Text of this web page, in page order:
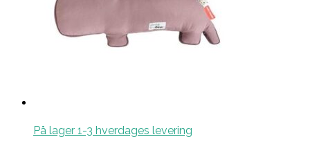
På lager 1-3 hverdages levering